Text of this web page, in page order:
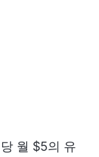
월 $5의 유